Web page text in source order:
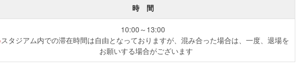
時 間
10:00～13:00
スタジアム内での滞在時間は自由となっておりますが、混み合った場合は、一度、退場を
お願いする場合がございます